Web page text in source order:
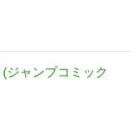
ジャンプコミック